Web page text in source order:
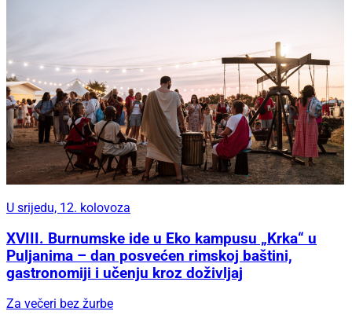
U srijedu, 12. kolovoza
XVIII. Burnumske ide u Eko kampusu „Krka“ u
Puljanima – dan posvećen rimskoj baštini,
gastronomiji i učenju kroz doživljaj
Za večeri bez žurbe